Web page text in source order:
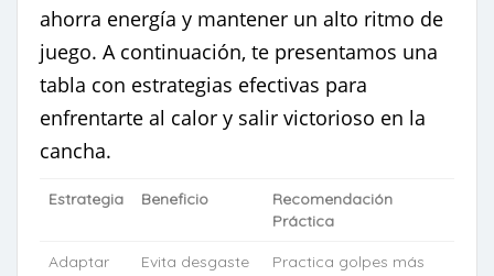
ahorra energía y mantener un alto ritmo de
juego. A continuación, te presentamos una
tabla con estrategias efectivas para
enfrentarte al calor y salir victorioso en la
cancha.
Estrategia Beneficio
Recomendación
Práctica
Adaptar
Evita desgaste
Practica golpes más